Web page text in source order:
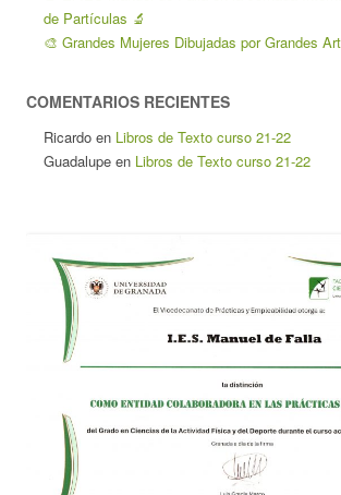
de Partículas 🔬
🎨 Grandes Mujeres Dibujadas por Grandes
COMENTARIOS RECIENTES
Ricardo en Libros de Texto curso 21-22
Guadalupe en Libros de Texto curso 21-22